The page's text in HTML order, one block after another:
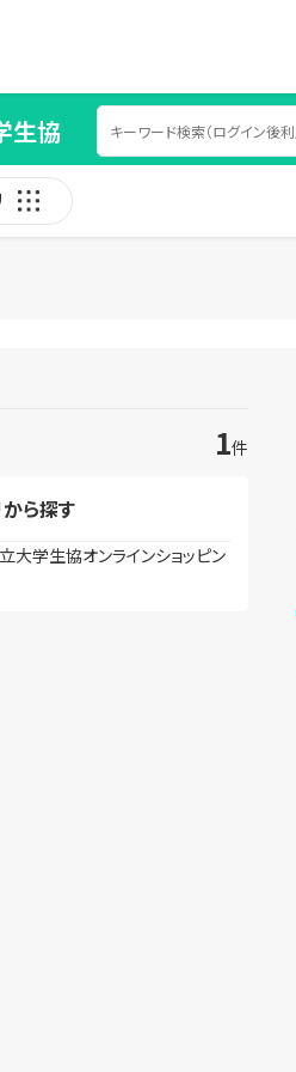
生協
1件
ら探す
大学生協オンラインショッピン